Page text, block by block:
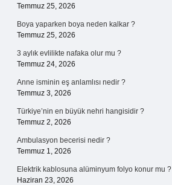
Temmuz 25, 2026
Boya yaparken boya neden kalkar ?
Temmuz 25, 2026
3 aylık evlilikte nafaka olur mu ?
Temmuz 24, 2026
Anne isminin eş anlamlısı nedir ?
Temmuz 3, 2026
Türkiye’nin en büyük nehri hangisidir ?
Temmuz 2, 2026
Ambulasyon becerisi nedir ?
Temmuz 1, 2026
Elektrik kablosuna alüminyum folyo konur mu ?
Haziran 23, 2026